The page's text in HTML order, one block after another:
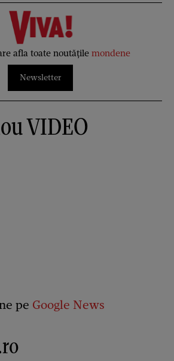
afla toate noutățile mondene
Newsletter
VIDEO
pe Google News